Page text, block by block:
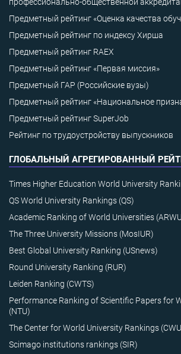
Предметный рейтинг «Оценка качества
Предметный рейтинг по индексу Хирша
Предметный рейтинг RAEX
Предметный рейтинг «Первая миссия»
Предметный ГАР (Российские вузы)
Предметный рейтинг «Национальное
Предметный рейтинг SuperJob
Рейтинг по трудоустройству выпускников
ГЛОБАЛЬНЫЙ АГРЕГИРОВАННЫЙ
Times Higher Education World University
QS World University Rankings (QS)
Academic Ranking of World Universities
The Three University Missions (MosIUR)
Best Global University Ranking (USnews)
Round University Ranking (RUR)
Leiden Ranking (CWTS)
Performance Ranking of Scientific Papers for
(NTU)
The Center for World University Rankings
Scimago institutions rankings (SIR)